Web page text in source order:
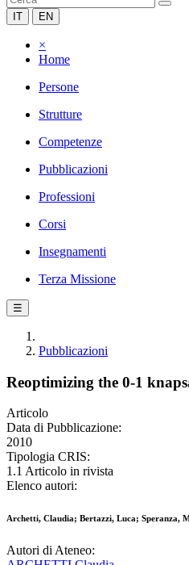
IT EN
×
Home
Persone
Strutture
Competenze
Pubblicazioni
Professioni
Corsi
Insegnamenti
Terza Missione
☰
Pubblicazioni
Reoptimizing the 0-1
Articolo
Data di Pubblicazione:
2010
Tipologia CRIS:
1.1 Articolo in rivista
Elenco autori:
Archetti, Claudia; Bertazzi, Luca; Speranza,
Autori di Ateneo: